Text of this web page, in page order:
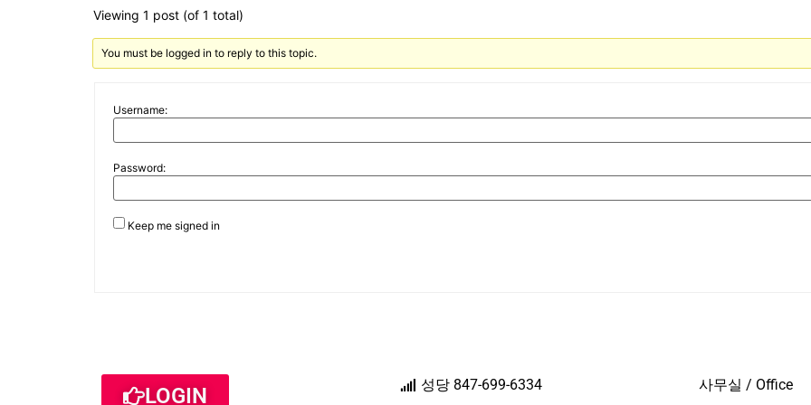
Viewing 1 post (of 1 total)
You must be logged in to reply to this topic.
Username:
Password:
Keep me signed in
LOGIN
성당 847-699-6334
사무실 / Office